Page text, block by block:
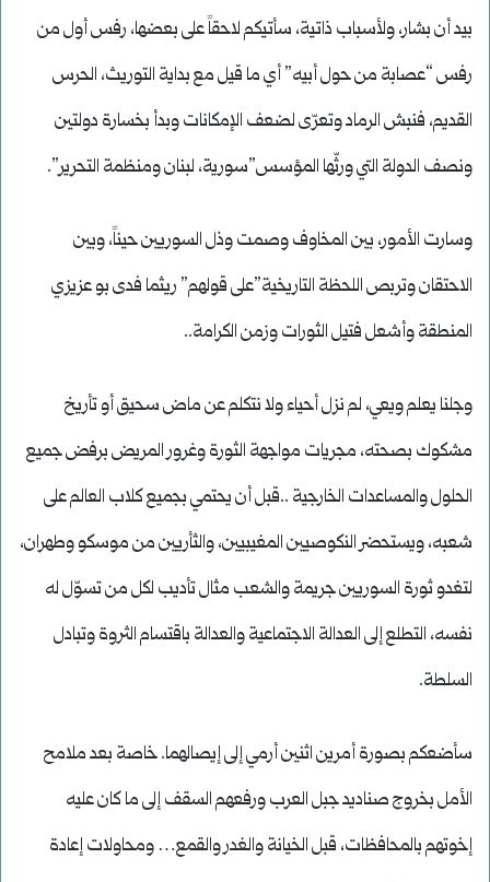
بيد أن بشار، ولأسباب ذاتية، سأتيكم لاحقاً على بعضها، رفس أول من
رفس “عصابة من حول أبيه” أي ما قيل مع بداية التوريث، الحرس
القديم، فنبش الرماد وتعرّى لضعف الإمكانات وبدأ بخسارة دولتين
ونصف الدولة التي ورثّها المؤسس”سورية، لبنان ومنظمة التحرير”.
وسارت الأمور، بين المخاوف وصمت وذل السوريين حيناً، وبين
الاحتقان وتربص اللحظة التاريخية”على قولهم” ريثما فدى بو عزيزي
المنطقة وأشعل فتيل الثورات وزمن الكرامة..
وجلنا يعلم ويعي، لم نزل أحياء ولا نتكلم عن ماض سحيق أو تأريخ
مشكوك بصحته، مجريات مواجهة الثورة وغرور المريض برفض جميع
الحلول والمساعدات الخارجية ..قبل أن يحتمي بجميع كلاب العالم على
شعبه، ويستحضر النكوصيين المغيبيين، والثأريين من موسكو وطهران،
لتغدو ثورة السوريين جريمة والشعب مثال تأديب لكل من تسوّل له
نفسه، التطلع إلى العدالة الاجتماعية والعدالة باقتسام الثروة وتبادل
السلطة.
سأضعكم بصورة أمرين اثنين أرمي إلى إيصالهما. خاصة بعد ملامح
الأمل بخروج صناديد جبل العرب ورفعهم السقف إلى ما كان عليه
إخوتهم بالمحافظات، قبل الخيانة والغدر والقمع… ومحاولات إعادة